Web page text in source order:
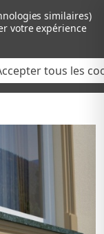
principal
similaires)
votre expérience
tous les